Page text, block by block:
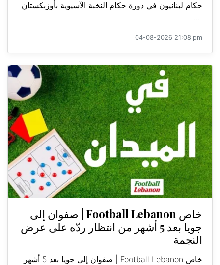
حكام لبنانيون في دورة حكام النخبة الآسيوية بأوزبكستان
...
04-08-2026 21:08 pm
خاص Football Lebanon | صفوان إلى
جويا بعد 5 أشهر من انتظار ردّه على عرض
النجمة
خاص Football Lebanon | صفوان إلى جويا بعد 5 أشهر